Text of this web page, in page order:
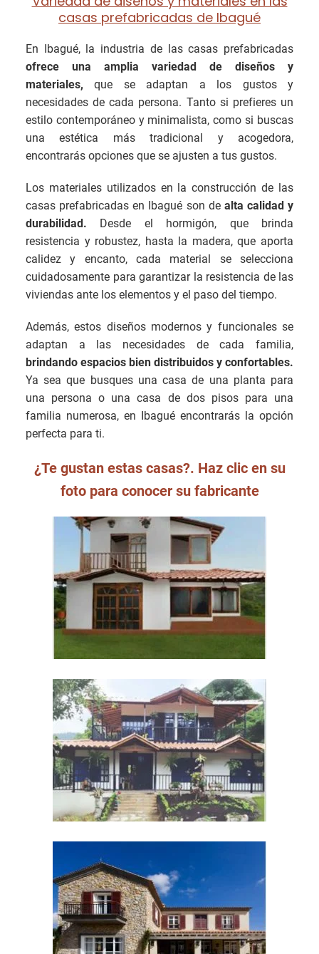
casas prefabricadas de Ibagué
En Ibagué, la industria de las casas prefabricadas
ofrece una amplia variedad de diseños y
materiales, que se adaptan a los gustos y
necesidades de cada persona. Tanto si prefieres un
estilo contemporáneo y minimalista, como si buscas
una estética más tradicional y acogedora,
encontrarás opciones que se ajusten a tus gustos.
Los materiales utilizados en la construcción de las
casas prefabricadas en Ibagué son de alta calidad y
durabilidad. Desde el hormigón, que brinda
resistencia y robustez, hasta la madera, que aporta
calidez y encanto, cada material se selecciona
cuidadosamente para garantizar la resistencia de las
viviendas ante los elementos y el paso del tiempo.
Además, estos diseños modernos y funcionales se
adaptan a las necesidades de cada familia,
brindando espacios bien distribuidos y confortables.
Ya sea que busques una casa de una planta para
una persona o una casa de dos pisos para una
familia numerosa, en Ibagué encontrarás la opción
perfecta para ti.
¿Te gustan estas casas?. Haz clic en su
foto para conocer su fabricante